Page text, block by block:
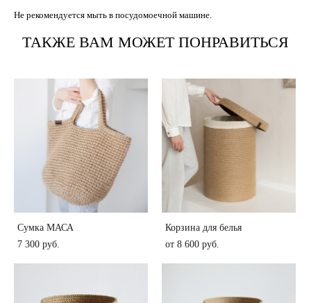
Не рекомендуется мыть в посудомоечной машине.
ТАКЖЕ ВАМ МОЖЕТ ПОНРАВИТЬСЯ
Сумка МАСА
7 300 pуб.
Корзина для белья
от 8 600 pуб.